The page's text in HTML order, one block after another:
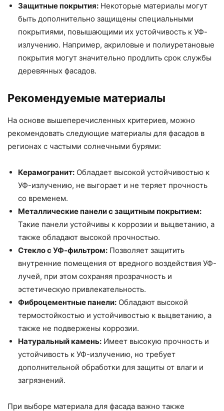
Защитные покрытия: Некоторые материалы могут
быть дополнительно защищены специальными
покрытиями, повышающими их устойчивость к УФ-
излучению. Например, акриловые и полиуретановые
покрытия могут значительно продлить срок службы
деревянных фасадов.
Рекомендуемые материалы
На основе вышеперечисленных критериев, можно
рекомендовать следующие материалы для фасадов в
регионах с частыми солнечными бурями:
Керамогранит: Обладает высокой устойчивостью к
УФ-излучению, не выгорает и не теряет прочность
со временем.
Металлические панели с защитным покрытием:
Такие панели устойчивы к коррозии и выцветанию, а
также обладают высокой прочностью.
Стекло с УФ-фильтром: Позволяет защитить
внутренние помещения от вредного воздействия УФ-
лучей, при этом сохраняя прозрачность и
эстетическую привлекательность.
Фиброцементные панели: Обладают высокой
термостойкостью и устойчивостью к выцветанию, а
также не подвержены коррозии.
Натуральный камень: Имеет высокую прочность и
устойчивость к УФ-излучению, но требует
дополнительной обработки для защиты от влаги и
загрязнений.
При выборе материала для фасада важно также